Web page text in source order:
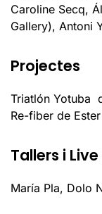
Caroline Secq,
Gallery), Antoni
Projectes
Triatlón Yotuba
Re-fiber de
Tallers i
María Pla, Dolo